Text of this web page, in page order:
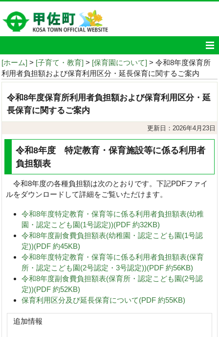
[ホーム] > [子育て・教育] > [保育園について] > 令和8年度保育所
利用者負担額および保育利用区分・延長保育に関するご案内
令和8年度保育所利用者負担額および保育利用区分・延
長保育に関するご案内
更新日：2026年4月23日
令和8年度 特定教育・保育施設等に係る利用者
負担額表
令和8年度の各種負担額は次のとおりです。下記PDFファイ
ルをダウンロードして詳細をご覧いただけます。
令和8年度特定教育・保育等に係る利用者負担額表(幼稚
園・認定こども園(1号認定))(PDF 約32KB)
令和8年度副食費負担額表(幼稚園・認定こども園(1号認
定))(PDF 約45KB)
令和8年度特定教育・保育等に係る利用者負担額表(保育
所・認定こども園(2号認定・3号認定))(PDF 約56KB)
令和8年度副食費負担額表(保育所・認定こども園(2号認
定))(PDF 約52KB)
保育利用区分及び延長保育について(PDF 約55KB)
追加情報